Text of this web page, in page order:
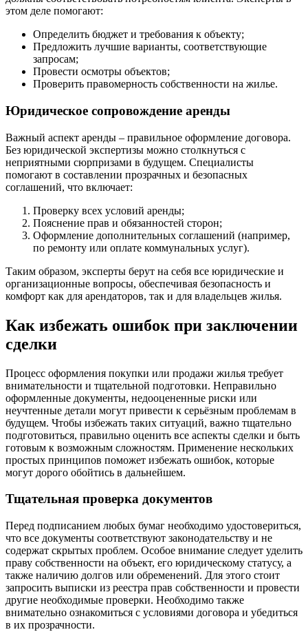
этом деле помогают:
Определить бюджет и требования к объекту;
Предложить лучшие варианты, соответствующие
запросам;
Провести осмотры объектов;
Проверить правомерность собственности на жилье.
Юридическое сопровождение аренды
Важный аспект аренды – правильное оформление договора.
Без юридической экспертизы можно столкнуться с
неприятными сюрпризами в будущем. Специалисты
помогают в составлении прозрачных и безопасных
соглашений, что включает:
Проверку всех условий аренды;
Пояснение прав и обязанностей сторон;
Оформление дополнительных соглашений (например,
по ремонту или оплате коммунальных услуг).
Таким образом, эксперты берут на себя все юридические и
организационные вопросы, обеспечивая безопасность и
комфорт как для арендаторов, так и для владельцев жилья.
Как избежать ошибок при заключении
сделки
Процесс оформления покупки или продажи жилья требует
внимательности и тщательной подготовки. Неправильно
оформленные документы, недооцененные риски или
неучтенные детали могут привести к серьёзным проблемам в
будущем. Чтобы избежать таких ситуаций, важно тщательно
подготовиться, правильно оценить все аспекты сделки и быть
готовым к возможным сложностям. Применение нескольких
простых принципов поможет избежать ошибок, которые
могут дорого обойтись в дальнейшем.
Тщательная проверка документов
Перед подписанием любых бумаг необходимо удостовериться,
что все документы соответствуют законодательству и не
содержат скрытых проблем. Особое внимание следует уделить
праву собственности на объект, его юридическому статусу, а
также наличию долгов или обременений. Для этого стоит
запросить выписки из реестра прав собственности и провести
другие необходимые проверки. Необходимо также
внимательно ознакомиться с условиями договора и убедиться
в их прозрачности.